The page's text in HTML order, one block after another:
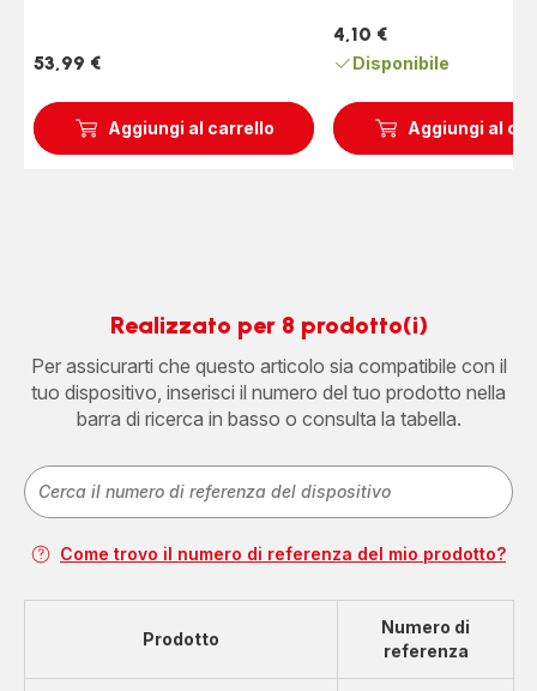
Aggiungi al carrello
Prezzo
53,99 €
Aggiungi al
Prezzo
4,10 €
Disponibile
Realizzato per 8 prodotto(i)
Per assicurarti che questo articolo sia compatibile con il
tuo dispositivo, inserisci il numero del tuo prodotto nella
barra di ricerca in basso o consulta la tabella.
Come trovo il numero di referenza del mio prodotto?
Prodotto
Numero di
referenza